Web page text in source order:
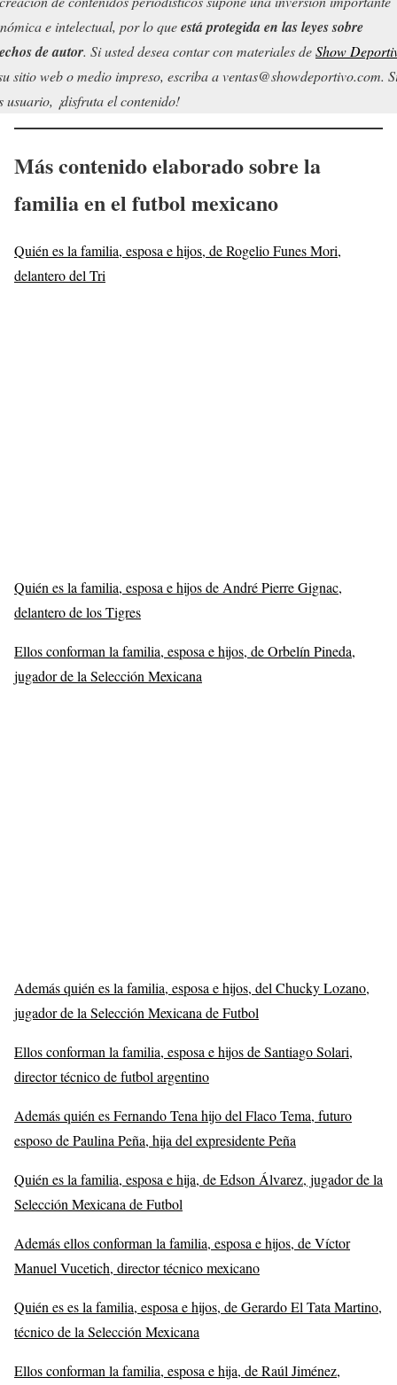
e intelectual, por lo queestá protegida en las leyes sobre
de autor. Si usted desea contar con materiales deShow
sitio web o medio impreso, escriba a ventas@showdeportivo.com.
usuario, ¡disfruta el contenido!
Más contenido elaborado sobre la
familia en el futbol mexicano
Quién es la familia, esposa e hijos, de Rogelio Funes Mori,
delantero del Tri
Quién es la familia, esposa e hijos de André Pierre Gignac,
delantero de los Tigres
Ellos conforman la familia, esposa e hijos, de Orbelín Pineda,
jugador de la Selección Mexicana
Además quién es la familia, esposa e hijos, del Chucky Lozano,
jugador de la Selección Mexicana de Futbol
Ellos conforman la familia, esposa e hijos de Santiago Solari,
director técnico de futbol argentino
Además quién es Fernando Tena hijo del Flaco Tema, futuro
esposo de Paulina Peña, hija del expresidente Peña
Quién es la familia, esposa e hija, de Edson Álvarez, jugador de la
Selección Mexicana de Futbol
Además ellos conforman la familia, esposa e hijos, de Víctor
Manuel Vucetich, director técnico mexicano
Quién es es la familia, esposa e hijos, de Gerardo El Tata Martino,
técnico de la Selección Mexicana
Ellos conforman la familia, esposa e hija, de Raúl Jiménez,